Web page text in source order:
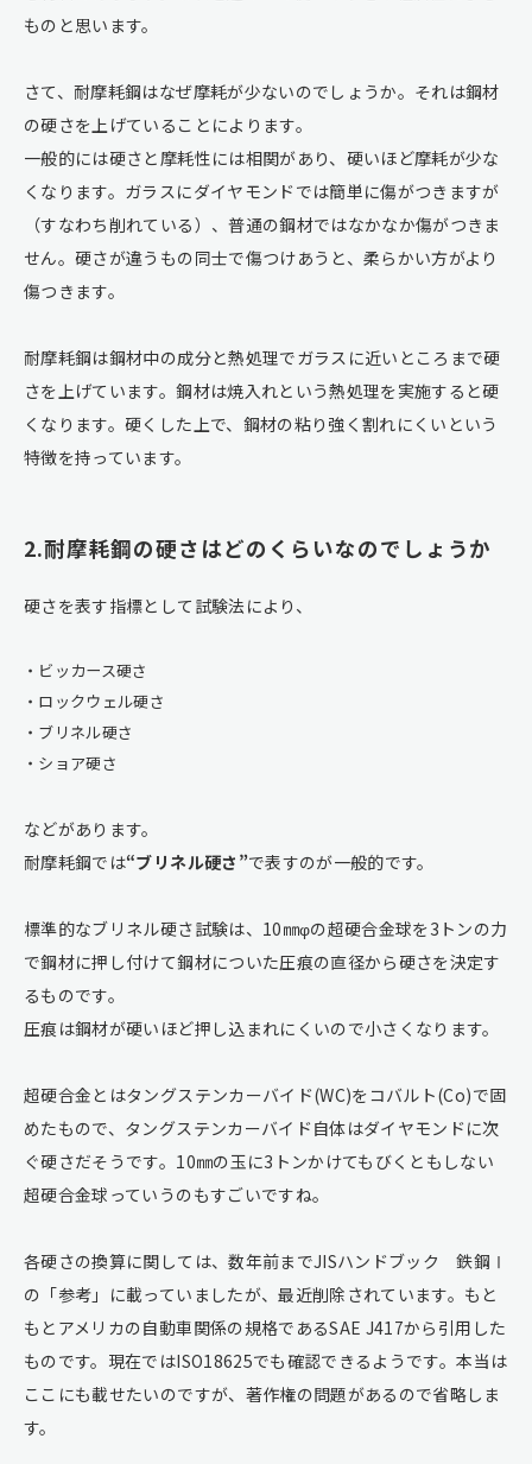
ものと思います。
さて、耐摩耗鋼はなぜ摩耗が少ないのでしょうか。それは鋼材
の硬さを上げていることによります。
一般的には硬さと摩耗性には相関があり、硬いほど摩耗が少な
くなります。ガラスにダイヤモンドでは簡単に傷がつきますが
（すなわち削れている）、普通の鋼材ではなかなか傷がつきま
せん。硬さが違うもの同士で傷つけあうと、柔らかい方がより
傷つきます。
耐摩耗鋼は鋼材中の成分と熱処理でガラスに近いところまで硬
さを上げています。鋼材は焼入れという熱処理を実施すると硬
くなります。硬くした上で、鋼材の粘り強く割れにくいという
特徴を持っています。
2.耐摩耗鋼の硬さはどのくらいなのでしょうか
硬さを表す指標として試験法により、
ビッカース硬さ
ロックウェル硬さ
ブリネル硬さ
ショア硬さ
などがあります。
耐摩耗鋼では“ブリネル硬さ ”で表すのが一般的です。
標準的なブリネル硬さ試験は、10㎜φの超硬合金球を3トンの力
で鋼材に押し付けて鋼材についた圧痕の直径から硬さを決定す
るものです。
圧痕は鋼材が硬いほど押し込まれにくいので小さくなります。
超硬合金とはタングステンカーバイド(WC)をコバルト(Co)で固
めたもので、タングステンカーバイド自体はダイヤモンドに次
ぐ硬さだそうです。10㎜の玉に3トンかけてもびくともしない
超硬合金球っていうのもすごいですね。
各硬さの換算に関しては、数年前までJISハンドブック 鉄鋼Ⅰ
の「参考」に載っていましたが、最近削除されています。もと
もとアメリカの自動車関係の規格であるSAE J417から引用した
ものです。現在ではISO18625でも確認できるようです。本当は
ここにも載せたいのですが、著作権の問題があるので省略しま
す。